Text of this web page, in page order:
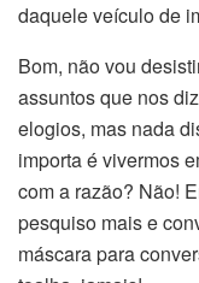
daquele veículo de
Bom, não vou
assuntos que nos
elogios, mas nada
importa é vivermos
com a razão? Não!
pesquiso mais e
máscara para